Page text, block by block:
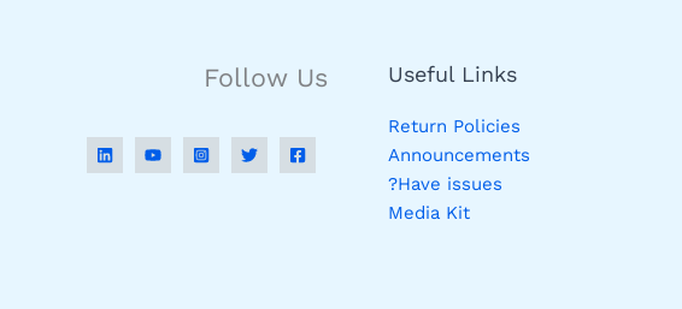
Useful Links
Return Policies
Announcements
Have issues?
Media Kit
Follow Us